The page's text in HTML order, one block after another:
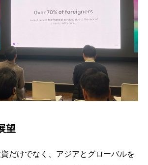
望
だけでなく、アジアとグローバルを